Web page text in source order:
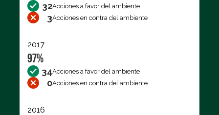
32Acciones a favor del ambiente
3Acciones en contra del ambiente
2017
97%
34Acciones a favor del ambiente
0Acciones en contra del ambiente
2016